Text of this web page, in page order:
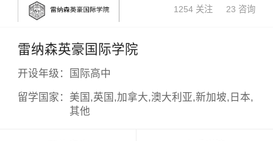
1254 关注 23 咨询
雷纳森英豪国际学院
开设年级： 国际高中
留学国家： 美国,英国,加拿大,澳大利亚,新加坡,日本,
其他